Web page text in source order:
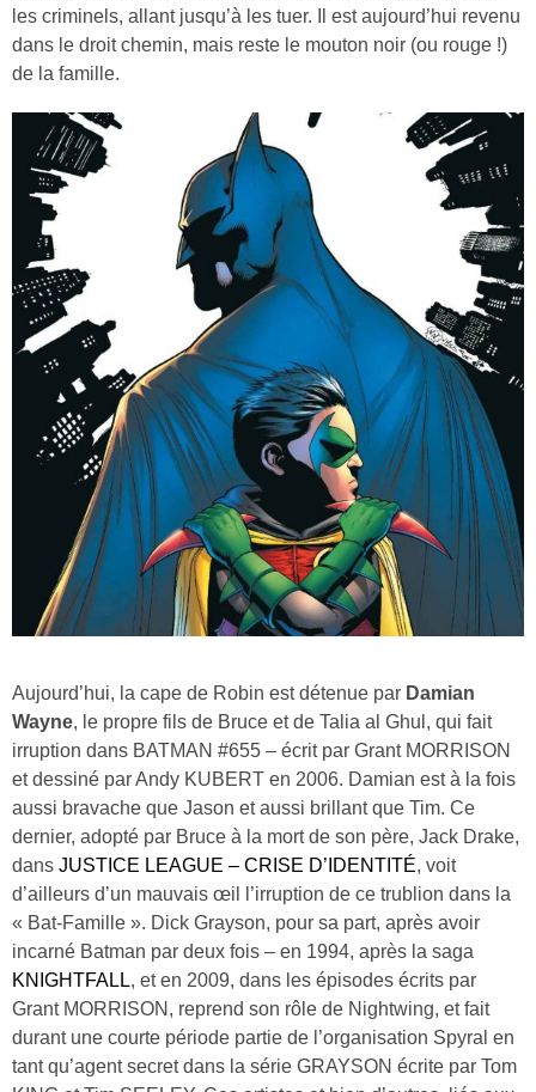
les criminels, allant jusqu’à les tuer. Il est aujourd’hui revenu
dans le droit chemin, mais reste le mouton noir (ou rouge !)
de la famille.
Aujourd’hui, la cape de Robin est détenue par Damian
Wayne, le propre fils de Bruce et de Talia al Ghul, qui fait
irruption dans BATMAN #655 – écrit par Grant MORRISON
et dessiné par Andy KUBERT en 2006. Damian est à la fois
aussi bravache que Jason et aussi brillant que Tim. Ce
dernier, adopté par Bruce à la mort de son père, Jack Drake,
dans JUSTICE LEAGUE – CRISE D’IDENTITÉ, voit
d’ailleurs d’un mauvais œil l’irruption de ce trublion dans la
« Bat-Famille ». Dick Grayson, pour sa part, après avoir
incarné Batman par deux fois – en 1994, après la saga
KNIGHTFALL, et en 2009, dans les épisodes écrits par
Grant MORRISON, reprend son rôle de Nightwing, et fait
durant une courte période partie de l’organisation Spyral en
tant qu’agent secret dans la série GRAYSON écrite par Tom